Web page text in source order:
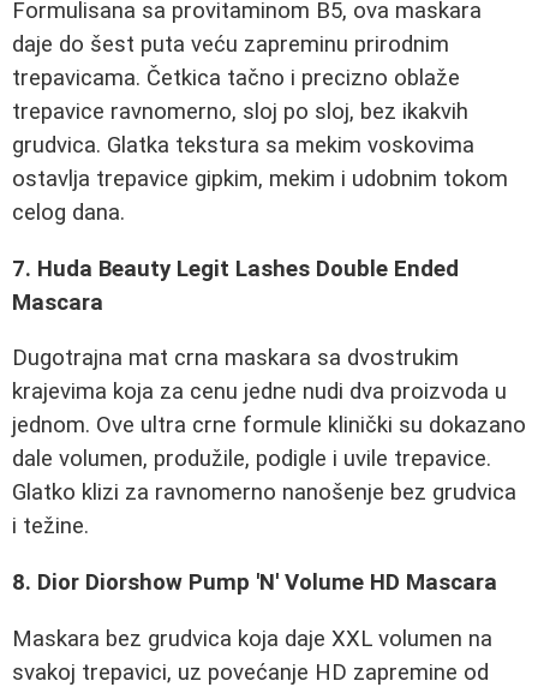
Formulisana sa provitaminom B5, ova maskara
daje do šest puta veću zapreminu prirodnim
trepavicama. Četkica tačno i precizno oblaže
trepavice ravnomerno, sloj po sloj, bez ikakvih
grudvica. Glatka tekstura sa mekim voskovima
ostavlja trepavice gipkim, mekim i udobnim tokom
celog dana.
7. Huda Beauty Legit Lashes Double Ended
Mascara
Dugotrajna mat crna maskara sa dvostrukim
krajevima koja za cenu jedne nudi dva proizvoda u
jednom. Ove ultra crne formule klinički su dokazano
dale volumen, produžile, podigle i uvile trepavice.
Glatko klizi za ravnomerno nanošenje bez grudvica
i težine.
8. Dior Diorshow Pump 'N' Volume HD Mascara
Maskara bez grudvica koja daje XXL volumen na
svakoj trepavici, uz povećanje HD zapremine od